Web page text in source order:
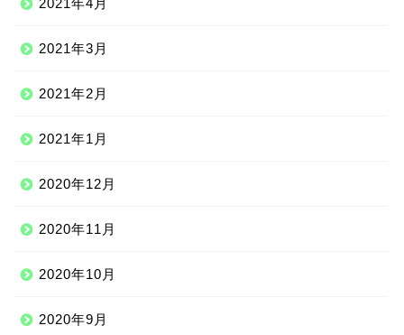
2021年4月
2021年3月
2021年2月
2021年1月
2020年12月
2020年11月
2020年10月
2020年9月